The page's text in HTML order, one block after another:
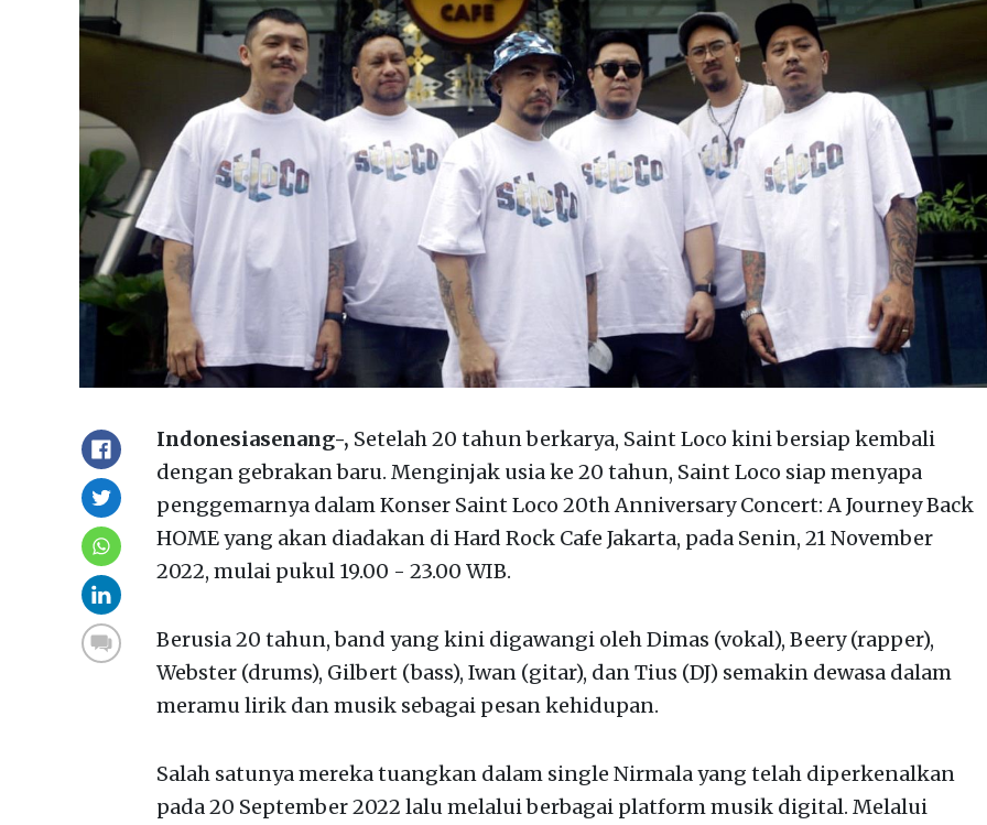
Indonesiasenang-, Setelah 20 tahun berkarya, Saint Loco kini bersiap kembali
dengan gebrakan baru. Menginjak usia ke 20 tahun, Saint Loco siap menyapa
penggemarnya dalam Konser Saint Loco 20th Anniversary Concert: A Journey Back
HOME yang akan diadakan di Hard Rock Cafe Jakarta, pada Senin, 21 November
2022, mulai pukul 19.00 - 23.00 WIB.
Berusia 20 tahun, band yang kini digawangi oleh Dimas (vokal), Beery (rapper),
Webster (drums), Gilbert (bass), Iwan (gitar), dan Tius (DJ) semakin dewasa dalam
meramu lirik dan musik sebagai pesan kehidupan.
Salah satunya mereka tuangkan dalam single Nirmala yang telah diperkenalkan
pada 20 September 2022 lalu melalui berbagai platform musik digital. Melalui